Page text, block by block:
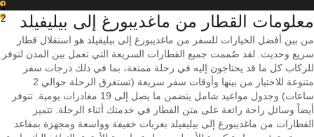
1
2
معلومات القطار من ‎ماغديبورغ إلى ‎بيليفيلد
من بين أفضل الخيارات للسفر من ماغديبورغ إلى بيليفيلد هو استقلال قطار
سريع وحديث. لقد صُممت جميع القطارات السريعة التي تعمل بين المدن لتوفر
للركاب كل ما قد يحتاجون إليه في رحلة ممتعة، بما في ذلك درجات سفر
متنوعة للاختيار من بينها وأوقات سفر سريعة (تستغرق الرحلة حوالي 2
ساعات) وجدول مواعيد شامل يتضمن ما يصل إلى 19 مغادرات يومية. تتوفر
أيضاً وسائل راحة رائعة على متن القطار في خدمتك أثناء الرحلة. تتميز
القطارات من ماغديبورغ إلى بيليفيلد بعربات خفيفة وواسعة ومجهزة بمقاعد